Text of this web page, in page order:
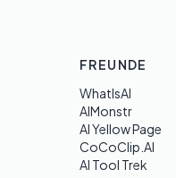
FREUNDE
WhatIsAI
AIMonstr
AI Yellow Page
CoCoClip.AI
AI Tool Trek